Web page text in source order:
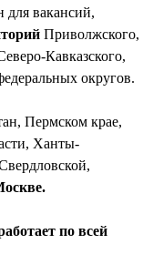
для вакансий,
Приволжского,
Кавказского,
округов.
Пермском крае,
Ханты-
по всей